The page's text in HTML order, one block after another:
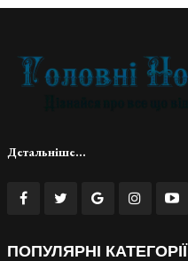
Детальніше...
ПОПУЛЯРНІ КАТЕГОРІЇ